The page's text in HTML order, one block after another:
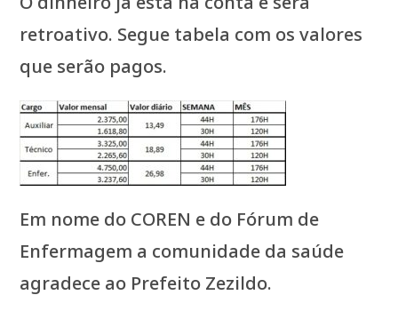
retroativo. Segue tabela com os valores
que serão pagos.
Em nome do COREN e do Fórum de
Enfermagem a comunidade da saúde
agradece ao Prefeito Zezildo.